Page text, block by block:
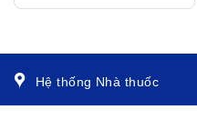
Hệ thống Nhà thuốc